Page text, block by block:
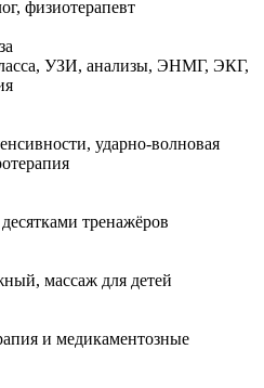
физиотерапевт
УЗИ, анализы, ЭНМГ, ЭКГ,
ударно-волновая
тренажёров
массаж для детей
и медикаментозные